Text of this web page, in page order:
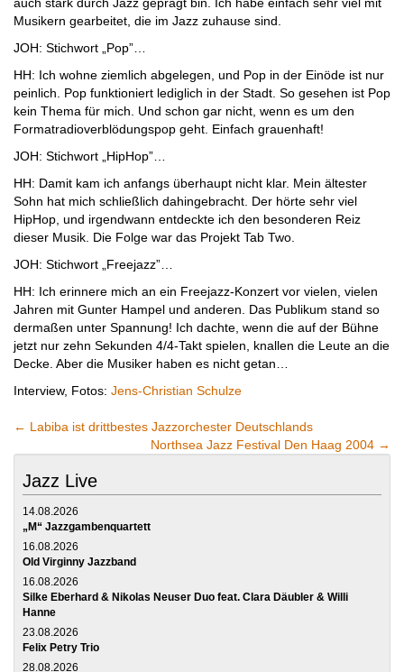
Musikern gearbeitet, die im Jazz zuhause sind.
JOH: Stichwort „Pop”…
HH: Ich wohne ziemlich abgelegen, und Pop in der Einöde ist nur
peinlich. Pop funktioniert lediglich in der Stadt. So gesehen ist Pop
kein Thema für mich. Und schon gar nicht, wenn es um den
Formatradioverblödungspop geht. Einfach grauenhaft!
JOH: Stichwort „HipHop”…
HH: Damit kam ich anfangs überhaupt nicht klar. Mein ältester
Sohn hat mich schließlich dahingebracht. Der hörte sehr viel
HipHop, und irgendwann entdeckte ich den besonderen Reiz
dieser Musik. Die Folge war das Projekt Tab Two.
JOH: Stichwort „Freejazz”…
HH: Ich erinnere mich an ein Freejazz-Konzert vor vielen, vielen
Jahren mit Gunter Hampel und anderen. Das Publikum stand so
dermaßen unter Spannung! Ich dachte, wenn die auf der Bühne
jetzt nur zehn Sekunden 4/4-Takt spielen, knallen die Leute an die
Decke. Aber die Musiker haben es nicht getan…
Interview, Fotos: Jens-Christian Schulze
← Labiba ist drittbestes Jazzorchester Deutschlands
Northsea Jazz Festival Den Haag 2004 →
Jazz Live
14.08.2026
„M“ Jazzgambenquartett
16.08.2026
Old Virginny Jazzband
16.08.2026
Silke Eberhard & Nikolas Neuser Duo feat. Clara Däubler & Willi
Hanne
23.08.2026
Felix Petry Trio
28.08.2026